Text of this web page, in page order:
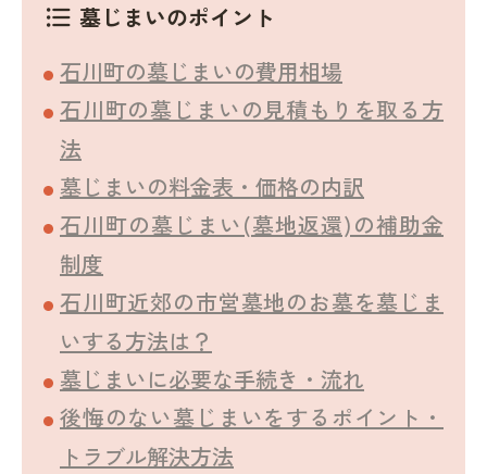
format_list_bulleted 墓じまいのポイント
石川町の墓じまいの費用相場
石川町の墓じまいの見積もりを取る方
法
墓じまいの料金表・価格の内訳
石川町の墓じまい(墓地返還)の補助金
制度
石川町近郊の市営墓地のお墓を墓じま
いする方法は？
墓じまいに必要な手続き・流れ
後悔のない墓じまいをするポイント・
トラブル解決方法